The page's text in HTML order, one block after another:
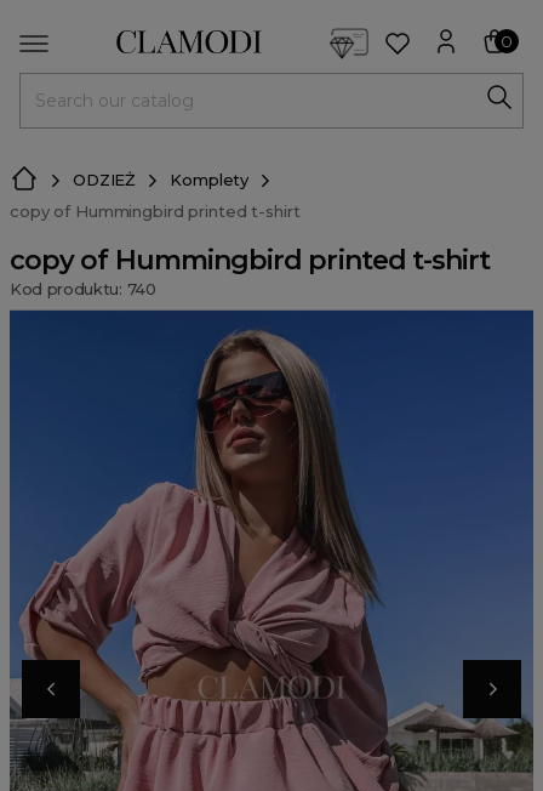
0
ODZIEŻ
Komplety
copy of Hummingbird printed t-shirt
copy of Hummingbird printed t-shirt
Kod produktu: 740